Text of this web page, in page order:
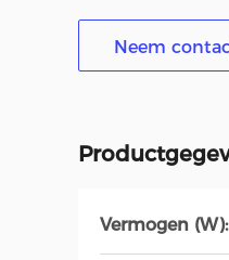
Neem
Vermogen (W):